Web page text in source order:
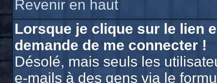
Revenir en haut
Lorsque je clique sur le lien
demande de me connecter !
Désolé, mais seuls les
e-mails à des gens via le